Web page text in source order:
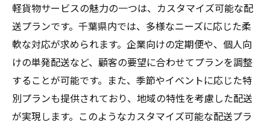
軽貨物サービスの魅力の一つは、カスタマイズ可能な配
送プランです。千葉県内では、多様なニーズに応じた柔
軟な対応が求められます。企業向けの定期便や、個人向
けの単発配送など、顧客の要望に合わせてプランを調整
することが可能です。また、季節やイベントに応じた特
別プランも提供されており、地域の特性を考慮した配送
が実現します。このようなカスタマイズ可能な配送プラ